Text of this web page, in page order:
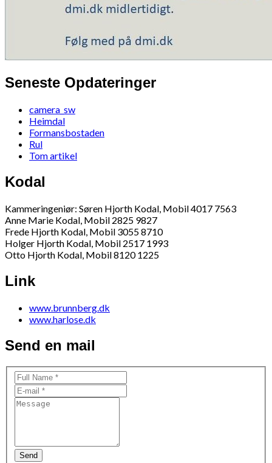
Seneste Opdateringer
camera_sw
Heimdal
Formansbostaden
Rul
Tom artikel
Kodal
Kammeringeniør: Søren Hjorth Kodal, Mobil 4017 7563
Anne Marie Kodal, Mobil 2825 9827
Frede Hjorth Kodal, Mobil 3055 8710
Holger Hjorth Kodal, Mobil 2517 1993
Otto Hjorth Kodal, Mobil 8120 1225
Link
www.brunnberg.dk
www.harlose.dk
Send en mail
Send